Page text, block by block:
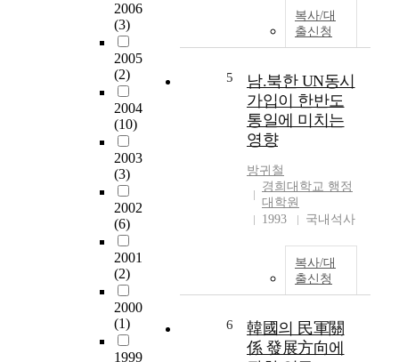
2006
(3)
2005
(2)
2004
(10)
2003
(3)
2002
(6)
2001
(2)
2000
(1)
1999
國際痲藥組織은 국제
적인 대응노력과 각국
활동이 위축되면서 外
部 世界로 눈을 돌리
게 되었고, 더욱이 北
韓은 東西 冷戰體制
붕괴로 인한 經濟難가
속과 食糧難 악화로
인해 外貨가 고갈되자
주요 外貨 獲得源으로
서 마약류를 직접 생
國際犯罪組織과 연계
하여 우리나라와 美國
等地에 마약류 攻勢를
로서 이로인한 우리의
保安上의 威脅은 핵무
복사/대
출신청
5
남.북한 UN동시
가입이 한반도
통일에 미치는
영향
방귀철
경희대학교 행정
대학원
1993
국내석사
복사/대
출신청
6
韓國의 民軍關
係 發展方向에